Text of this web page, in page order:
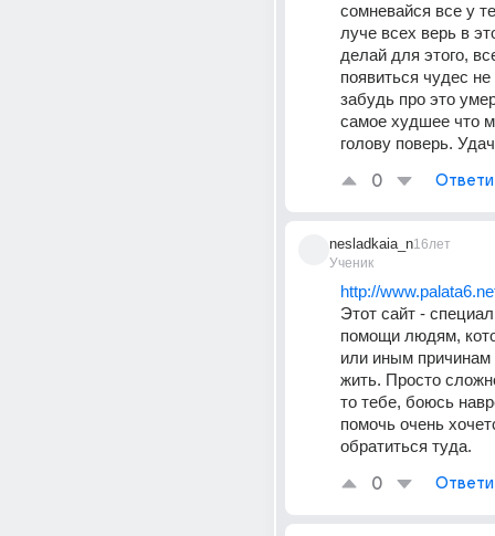
сомневайся все у
луче всех верь в
делай для этого,
появиться чудес
забудь про это
самое худшее что
голову поверь.
0
nesladkaia_n
Ученик
16лет
http://
Этот сайт -
помощи людям,
или иным причинам
жить. Просто
то тебе, боюсь
помочь очень
обратиться туда.
0